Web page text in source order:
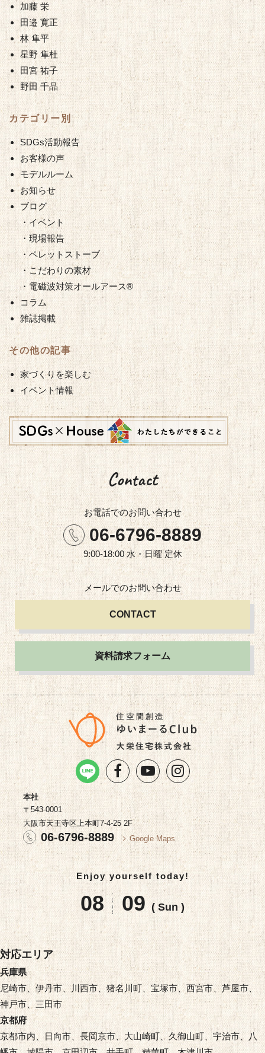
加藤 栄
田邉 寛正
林 隼平
星野 隼杜
田宮 祐子
野田 千晶
カテゴリー別
SDGs活動報告
お客様の声
モデルルーム
お知らせ
ブログ
・イベント
・現場報告
・ペレットストーブ
・こだわりの素材
・電磁波対策オールアース®︎
コラム
雑誌掲載
その他の記事
家づくりを楽しむ
イベント情報
Contact
お電話でのお問い合わせ
06-6796-8889
9:00-18:00 水・日曜 定休
メールでのお問い合わせ
CONTACT
資料請求フォーム
本社
〒543-0001
大阪市天王寺区上本町7-4-25 2F
06-6796-8889 Google Maps
Enjoy yourself today!
08 09 ( Sun )
対応エリア
兵庫県
尼崎市、伊丹市、川西市、猪名川町、宝塚市、西宮市、芦屋市、
神戸市、三田市
京都府
京都市内、日向市、長岡京市、大山崎町、久御山町、宇治市、八